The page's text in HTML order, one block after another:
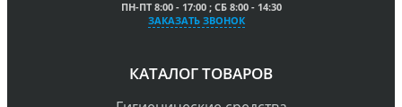
ПН-ПТ 8:00 - 17:00 ; СБ 8:00 - 14:30
ЗАКАЗАТЬ ЗВОНОК
КАТАЛОГ ТОВАРОВ